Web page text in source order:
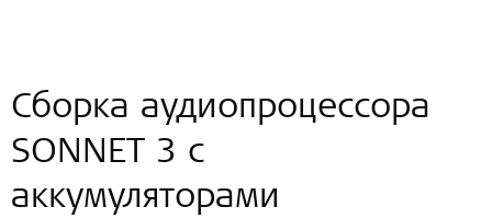
Сборка аудиопроцессора
SONNET 3 c
аккумуляторами